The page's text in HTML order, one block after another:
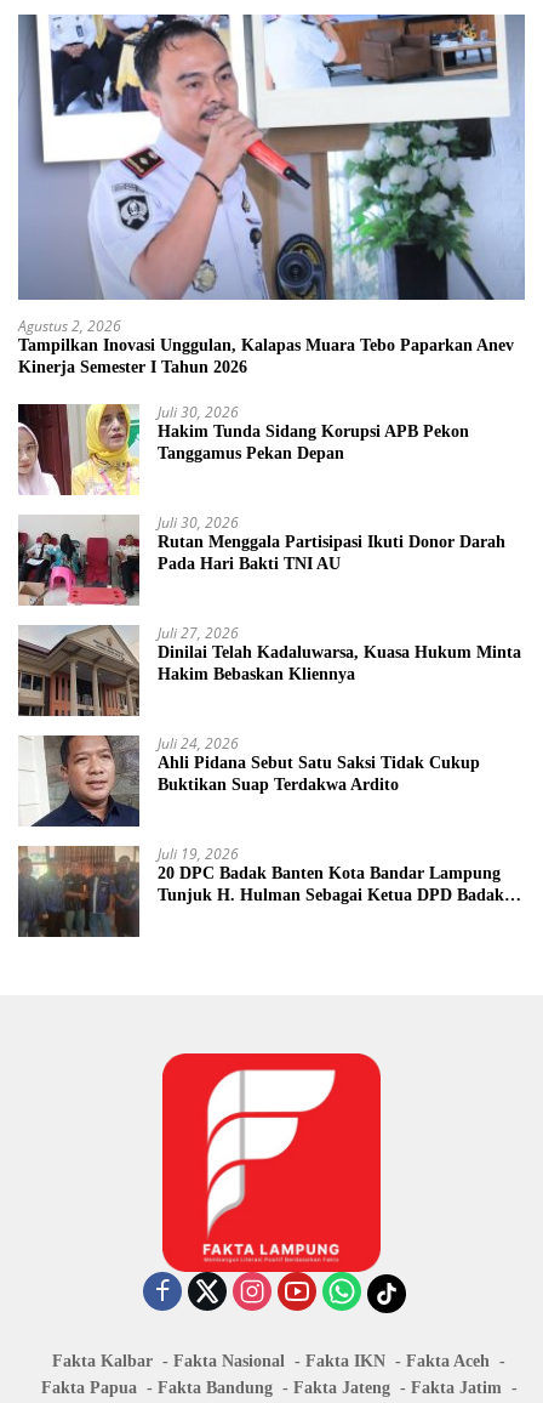
Agustus 2, 2026
Tampilkan Inovasi Unggulan, Kalapas Muara Tebo Paparkan Anev
Kinerja Semester I Tahun 2026
Juli 30, 2026
Hakim Tunda Sidang Korupsi APB Pekon
Tanggamus Pekan Depan
Juli 30, 2026
Rutan Menggala Partisipasi Ikuti Donor Darah
Pada Hari Bakti TNI AU
Juli 27, 2026
Dinilai Telah Kadaluwarsa, Kuasa Hukum Minta
Hakim Bebaskan Kliennya
Juli 24, 2026
Ahli Pidana Sebut Satu Saksi Tidak Cukup
Buktikan Suap Terdakwa Ardito
Juli 19, 2026
20 DPC Badak Banten Kota Bandar Lampung
Tunjuk H. Hulman Sebagai Ketua DPD Badak
Fakta Kalbar Fakta Nasional Fakta IKN
Fakta Aceh
Fakta Papua
Fakta Bandung Fakta Jateng Fakta Jatim